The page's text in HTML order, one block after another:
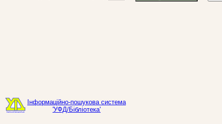
Інформаційно-пошукова система
'УФД/Бібліотека'